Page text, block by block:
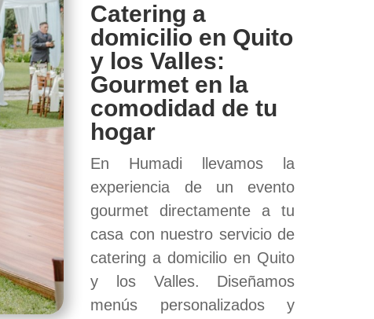
Catering a
domicilio en Quito
y los Valles:
Gourmet en la
comodidad de tu
hogar
En Humadi llevamos la
experiencia de un evento
gourmet directamente a tu
casa con nuestro servicio de
catering a domicilio en Quito
y los Valles. Diseñamos
menús personalizados y